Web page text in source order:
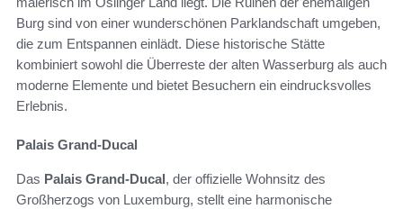
Burg sind von einer wunderschönen Parklandschaft umgeben,
die zum Entspannen einlädt. Diese historische Stätte
kombiniert sowohl die Überreste der alten Wasserburg als auch
moderne Elemente und bietet Besuchern ein eindrucksvolles
Erlebnis.
Palais Grand-Ducal
Das Palais Grand-Ducal, der offizielle Wohnsitz des
Großherzogs von Luxemburg, stellt eine harmonische